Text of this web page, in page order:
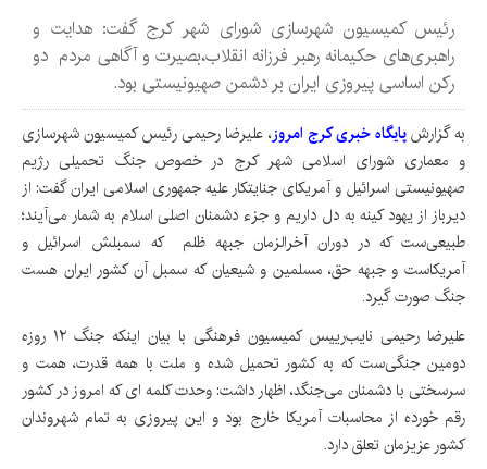
رئیس کمیسیون شهرسازی شورای شهر کرج گفت: هدایت و
راهبری‌های حکیمانه رهبر فرزانه انقلاب،بصیرت و آگاهی مردم دو
رکن اساسی پیروزی ایران بر دشمن صهیونیستی بود.
به گزارشپایگاه خبری کرج امروز، علیرضا رحیمی رئیس کمیسیون شهرسازی
و معماری شورای اسلامی شهر کرج در خصوص جنگ تحمیلی رژیم
صهیونیستی اسرائیل و آمریکای جنایتکار علیه جمهوری اسلامی ایران گفت: از
دیرباز از یهود کینه به دل داریم و جزء دشمنان اصلی اسلام به شمار می‌آیند؛
طبیعی‌ست که در دوران آخرالزمان جبهه ظلم که سمبلش اسرائیل و
آمریکاست و جبهه حق، مسلمین و شیعیان که سمبل آن کشور ایران هست
جنگ صورت گیرد.
علیرضا رحیمی نایب‌رییس کمیسیون فرهنگی با بیان اینکه جنگ ۱۲ روزه
دومین جنگی‌ست که به کشور تحمیل شده و ملت با همه قدرت، همت و
سرسختی با دشمنان می‌جنگد، اظهار داشت: وحدت کلمه ای که امروز در کشور
رقم خورده از محاسبات آمریکا خارج بود و این پیروزی به تمام شهروندان
کشور عزیزمان تعلق دارد.